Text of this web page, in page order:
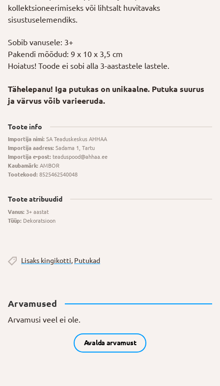
kollektsioneerimiseks või lihtsalt huvitavaks
sisustuselemendiks.
Sobib vanusele: 3+
Pakendi mõõdud: 9 x 10 x 3,5 cm
Hoiatus! Toode ei sobi alla 3-aastastele lastele.
Tähelepanu! Iga putukas on unikaalne. Putuka suurus
ja värvus võib varieeruda.
Toote info
Importija nimi: SA Teaduskeskus AHHAA
Importija aadress: Sadama 1, Tartu
Importija e-post: teaduspood@ahhaa.ee
Kaubamärk: AMBOR
Tootekood: 8525462540048
Toote atribuudid
Vanus: 3+ aastat
Tüüp: Dekoratsioon
Lisaks kingikotti, Putukad
Arvamused
Arvamusi veel ei ole.
Avalda arvamust